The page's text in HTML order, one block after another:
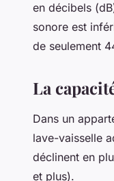
en décibels
sonore est
de seulement
La
Dans un
lave-vaisselle
déclinent en
et plus).